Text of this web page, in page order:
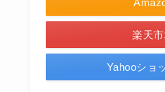
楽天
Yahooショ